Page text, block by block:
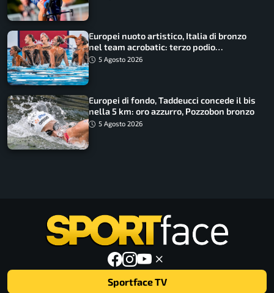
Europei nuoto artistico, Italia di bronzo
nel team acrobatic: terzo podio
consecutivo
5 Agosto 2026
Europei di fondo, Taddeucci concede il bis
nella 5 km: oro azzurro, Pozzobon bronzo
5 Agosto 2026
Sportface TV